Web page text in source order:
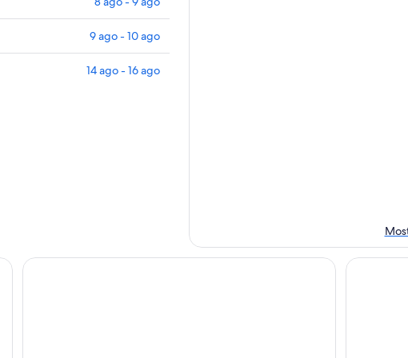
9 ago - 10 ago
14 ago - 16 ago
Diana Dea Lodge L'Auberge